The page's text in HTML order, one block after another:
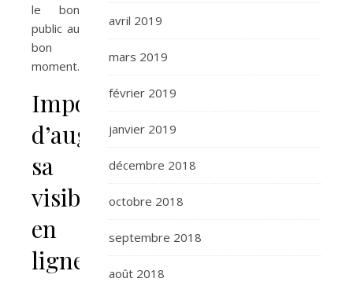
le bon
public au
bon
moment.
Importance
d’augmenter
sa
visibilité
en
ligne
avril 2019
mars 2019
février 2019
janvier 2019
décembre 2018
octobre 2018
septembre 2018
août 2018